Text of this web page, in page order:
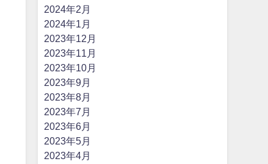
2024年2月
2024年1月
2023年12月
2023年11月
2023年10月
2023年9月
2023年8月
2023年7月
2023年6月
2023年5月
2023年4月